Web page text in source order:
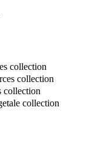
collection
collection
collection
collection